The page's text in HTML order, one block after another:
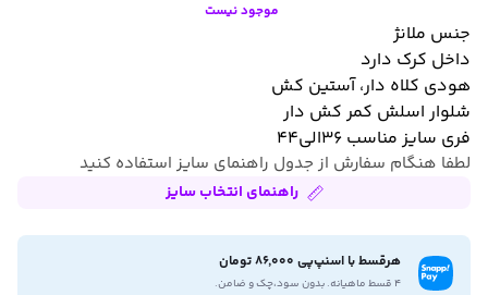
موجود نیست
جنس ملانژ
داخل کرک دارد
هودی کلاه دار، آستین کش
شلوار اسلش کمر کش دار
فری سایز مناسب ۳۶الی۴۴
لطفا هنگام سفارش از جدول راهنمای سایز استفاده کنید
راهنمای انتخاب سایز
هرقسط با اسنپ‌پی 86,000 تومان
۴ قسط ماهیانه. بدون سود،چک و ضامن.